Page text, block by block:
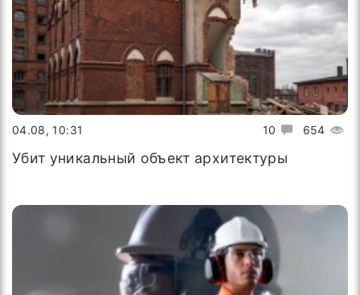
10 654
04.08, 10:31
Убит уникальный объект архитектуры